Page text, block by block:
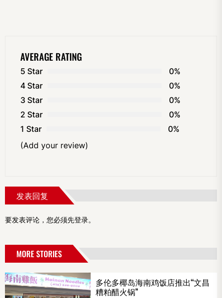
AVERAGE RATING
5 Star
0%
4 Star
0%
3 Star
0%
2 Star
0%
1 Star
0%
(Add your review)
发表回复
要发表评论，您必须先登录。
MORE STORIES
多伦多椰岛海南鸡饭店推出“文昌
糟粕醋火锅”